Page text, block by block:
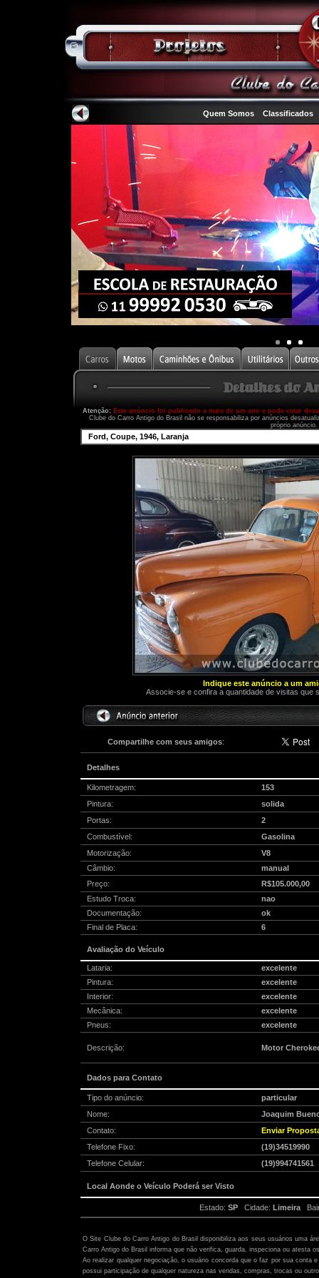
Quem Somos Classificados
Atenção: Este anúncio foi publicado a mais de um ano e pode estar
Clube do Carro Antigo do Brasil não se responsabiliza por anúncios
próprio anúncio.
Ford, Coupe, 1946, Laranja
Indique este anúncio a um
Associe-se e confira a quantidade de visitas que
Compartilhe com seus amigos:
Detalhes
Kilometragem:
153
Pintura:
solida
Portas:
2
Combustível:
Gasolina
Motorização:
V8
Câmbio:
manual
Preço:
R$105.000,00
Estudo Troca:
nao
Documentação:
ok
Final de Placa:
6
Avaliação do Veículo
Lataria:
excelente
Pintura:
excelente
Interior:
excelente
Mecânica:
excelente
Pneus:
excelente
Descrição: Motor
Dados para Contato
Tipo do anúncio:
particular
Nome:
Joaquim
Contato:
Enviar
Telefone Fixo:
(19)34519990
Telefone Celular:
(19)994741561
Local Aonde o Veículo Poderá ser Visto
Estado: SP Cidade: Limeira
O Site Clube do Carro Antigo do Brasil disponibiliza aos seus usuários uma
Carro Antigo do Brasil informa que não verifica, guarda, inspeciona ou atesta
Ao realizar qualquer negociação, o usuário concorda que o faz por sua conta
possui participação de qualquer natureza nas vendas, compras, trocas ou